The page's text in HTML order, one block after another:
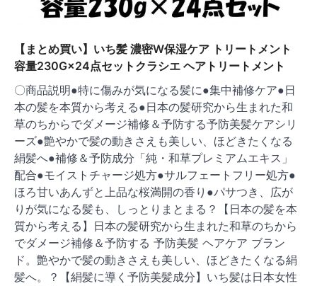
【まとめ買い】いち髪 濃密W保湿ケア トリートメント
容量230G×24点セットクラシエ ヘアトリートメント
〇商品説明●特に傷みが気になる髪に●集中補修ケア●日
本の髪を本質から考える●日本の髪研究から生まれた和
草のちからでダメージ補修＆予防する予防美髪ケアシリ
ーズ●艶やかで髪の動きさえも美しい、ほどきたくなる
絹髪へ●補修＆予防成分「純・和草プレミアムエキス」
配合●モイストチャージ処方●サルフェートフリー処方●
ほろ甘いあんずと上品な桜満開の香り●パサつき、広が
りが気になる髪も、しっとりまとまる？【日本の髪を本
質から考える】日本の髪研究から生まれた和草のちから
でダメージ補修＆予防する 予防美髪 ヘアケア ブラン
ド。艶やかで髪の動きさえも美しい、ほどきたくなる絹
髪へ。？【絹髪に導く予防美髪成分】いち髪は日本女性